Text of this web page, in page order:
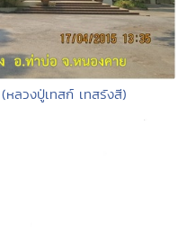
ลวงปู่เทสก์ เทสรังสี)